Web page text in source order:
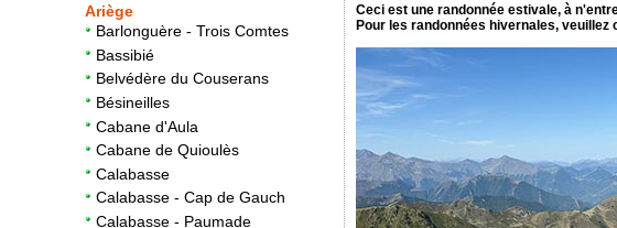
Ariège
Barlonguère - Trois Comtes
Bassibié
Belvédère du Couserans
Bésineilles
Cabane d'Aula
Cabane de Quioulès
Calabasse
Calabasse - Cap de Gauch
Calabasse - Paumade
Ceci est une randonnée estivale, à
Pour les randonnées hivernales, veuillez